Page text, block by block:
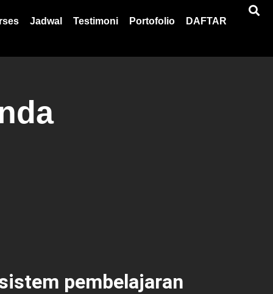
Jadwal Testimoni Portofolio DAFTAR
pembelajaran